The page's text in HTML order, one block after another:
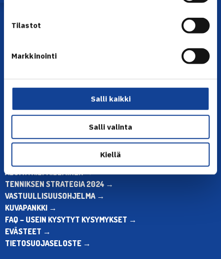
Tilastot
Markkinointi
Salli kaikki
Salli valinta
Kiellä
Olympiastadion, Paavo Nurmen tie 1, 00250 Helsinki
Toimiston puhelinajat:
Muina aikoina olkaa yhteydessä
KAIKKI YHTEYSTIEDOT →
ALOITA KILPAILEMINEN →
TENNIKSEN STRATEGIA 2024 →
VASTUULLISUUSOHJELMA →
KUVAPANKKI →
FAQ – USEIN KYSYTYT KYSYMYKSET →
EVÄSTEET →
TIETOSUOJASELOSTE →